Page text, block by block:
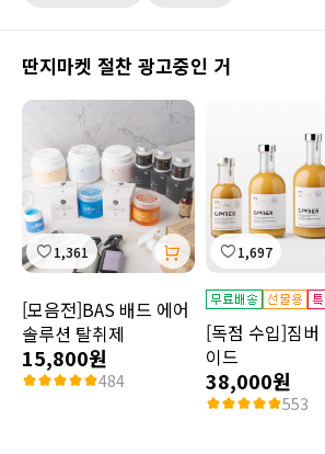
딴지마켓 절찬 광고중인 거
1,361
[모음전]BAS 배드 에어
솔루션 탈취제
15,800원
484
1,697
[독점 수입]짐버
이드
38,000원
553